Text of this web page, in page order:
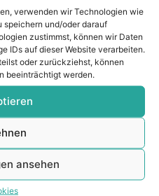
verwenden wir Technologien wie
speichern und/oder darauf
zustimmst, können wir Daten
IDs auf dieser Website verarbeiten.
oder zurückziehst, können
beeinträchtigt werden.
ansehen
Immobilien
5